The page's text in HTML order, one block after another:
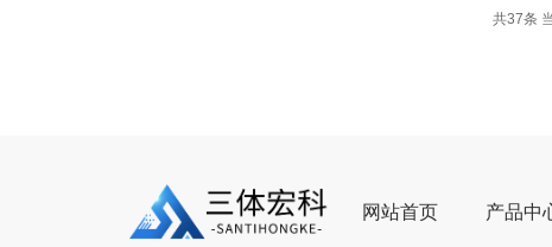
共37条
网站首页 产品中